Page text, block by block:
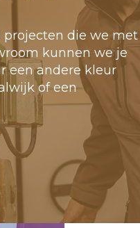
projecten die we met
kunnen we je
een andere kleur
of een